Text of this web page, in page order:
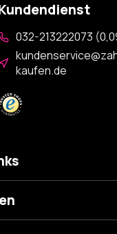
032-213222073
kaufen.de